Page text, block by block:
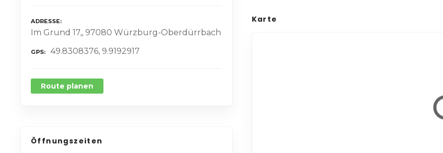
ADRESSE
Im Grund 17,, 97080 Würzburg-Oberdürrbach
GPS 49.8308376, 9.9192917
Route planen
Öffnungszeiten
Karte